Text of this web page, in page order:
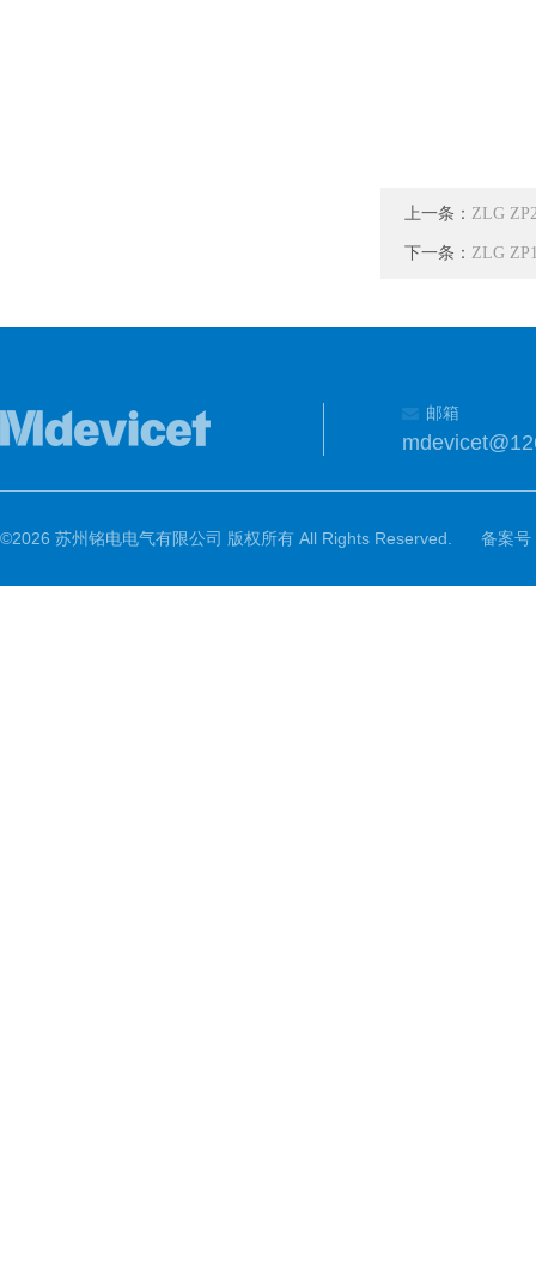
上一条： ZLG
下一条： ZLG
邮箱
©2026 苏州铭电电气有限公司 版权所有 All Rights Reserved. 备案号